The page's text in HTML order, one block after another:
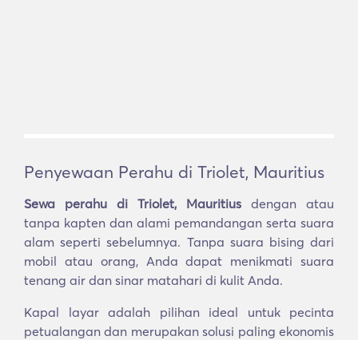
Penyewaan Perahu di Triolet, Mauritius
Sewa perahu di Triolet, Mauritius dengan atau
tanpa kapten dan alami pemandangan serta suara
alam seperti sebelumnya. Tanpa suara bising dari
mobil atau orang, Anda dapat menikmati suara
tenang air dan sinar matahari di kulit Anda.
Kapal layar adalah pilihan ideal untuk pecinta
petualangan dan merupakan solusi paling ekonomis